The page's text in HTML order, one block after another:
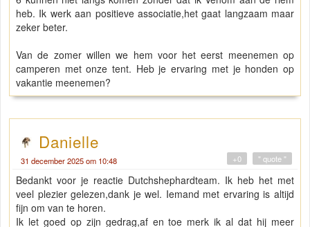
heb. Ik werk aan positieve associatie,het gaat langzaam maar
zeker beter.
Van de zomer willen we hem voor het eerst meenemen op
camperen met onze tent. Heb je ervaring met je honden op
vakantie meenemen?
Danielle
31 december 2025 om 10:48 " quote "
+0
Bedankt voor je reactie Dutchshephardteam. Ik heb het met
veel plezier gelezen,dank je wel. Iemand met ervaring is altijd
fijn om van te horen.
Ik let goed op zijn gedrag,af en toe merk ik al dat hij meer